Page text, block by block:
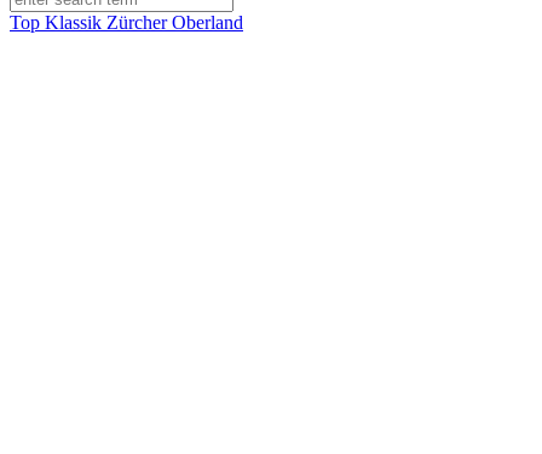
Top Klassik Zürcher Oberland